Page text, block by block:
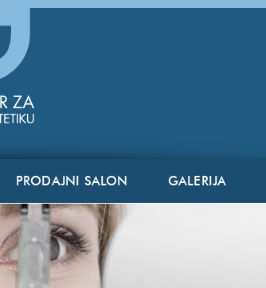
PRODAJNI SALON GALERIJA